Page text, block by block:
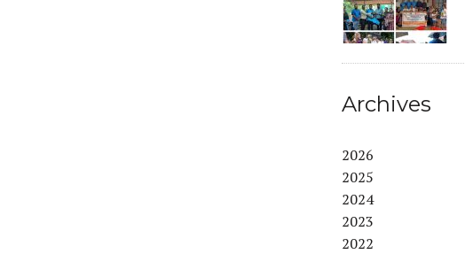
Archives
2026
2025
2024
2023
2022